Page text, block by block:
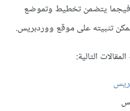
يتضمن تخطيط وتموضع
تثبيته على موقع ووردبريس.
التالية: